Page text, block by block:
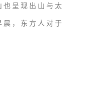
呈现出山与太
，东方人对于